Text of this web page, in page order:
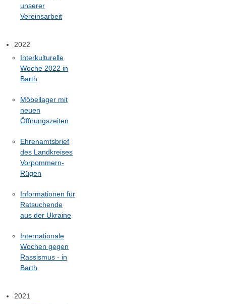
unserer
Vereinsarbeit
2022
Interkulturelle
Woche 2022 in
Barth
Möbellager mit
neuen
Öffnungszeiten
Ehrenamtsbrief
des Landkreises
Vorpommern-
Rügen
Informationen für
Ratsuchende
aus der Ukraine
Internationale
Wochen gegen
Rassismus - in
Barth
2021